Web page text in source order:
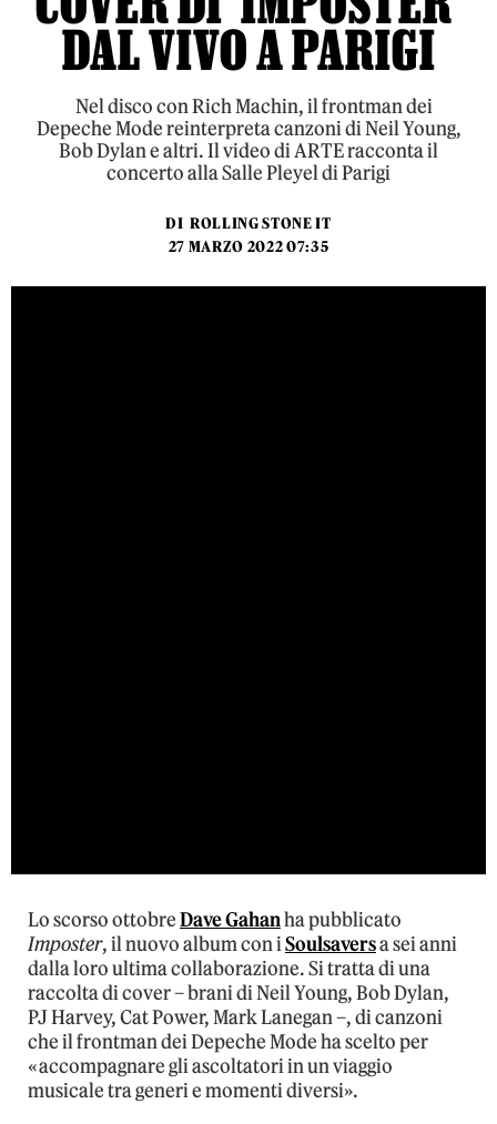
DAL VIVO A PARIGI
Nel disco con Rich Machin, il frontman dei
Depeche Mode reinterpreta canzoni di Neil Young,
Bob Dylan e altri. Il video di ARTE racconta il
concerto alla Salle Pleyel di Parigi
DI ROLLING STONE IT
27 MARZO 2022 07:35
Lo scorso ottobreDave Gahanha pubblicato
Imposter, il nuovo album con iSoulsaversa sei anni
dalla loro ultima collaborazione. Si tratta di una
raccolta di cover – brani di Neil Young, Bob Dylan,
PJ Harvey, Cat Power, Mark Lanegan –, di canzoni
che il frontman dei Depeche Mode ha scelto per
«accompagnare gli ascoltatori in un viaggio
musicale tra generi e momenti diversi».